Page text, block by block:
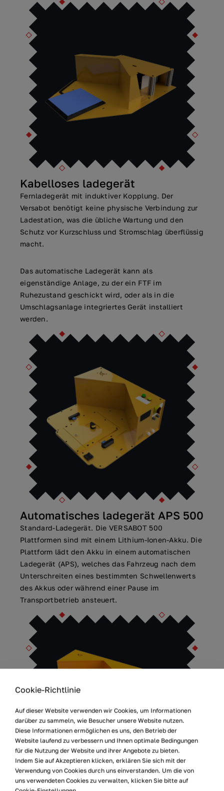
Kabelloses ladegerät
Fernladegerät mit induktiver Kopplung. Der
Versabot benötigt keine physische Verbindung zur
Ladestation, was die übliche Wartung und den
Schutz vor Kurzschluss und Stromschlag überflüssig
macht.
Das automatische Ladegerät kann als
eigenständige Anlage, zu der ein FTF im
Ruhezustand geschickt wird, oder als in die
Umschlagsanlage integriertes Gerät installiert
werden.
Automatisches ladegerät APS 500
Standard-Ladegerät. Die VERSABOT 500
Plattformen sind mit einem Lithium-Ionen-Akku. Die
Plattform lädt den Akku in einem automatischen
Ladegerät (APS), welches das Fahrzeug nach dem
Unterschreiten eines bestimmten Schwellenwerts
des Akkus oder während einer Pause im
Transportbetrieb ansteuert.
Cookie-Richtlinie
Auf dieser Website verwenden wir Cookies, um Informationen
darüber zu sammeln, wie Besucher unsere Website nutzen.
Diese Informationen ermöglichen es uns, den Betrieb der
Website laufend zu verbessern und Ihnen optimale Bedingungen
für die Nutzung der Website und ihrer Angebote zu bieten.
Indem Sie auf Akzeptieren klicken, erklären Sie sich mit der
Verwendung von Cookies durch uns einverstanden. Um die von
uns verwendeten Cookies zu verwalten, klicken Sie bitte auf